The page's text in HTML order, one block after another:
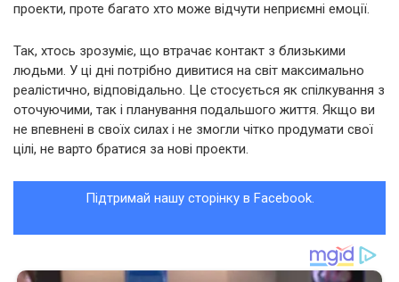
проекти, проте багато хто може відчути неприємні емоції.
Так, хтось зрозуміє, що втрачає контакт з близькими
людьми. У ці дні потрібно дивитися на світ максимально
реалістично, відповідально. Це стосується як спілкування з
оточуючими, так і планування подальшого життя. Якщо ви
не впевнені в своїх силах і не змогли чітко продумати свої
цілі, не варто братися за нові проекти.
Підтримай нашу сторінку в Facebook.